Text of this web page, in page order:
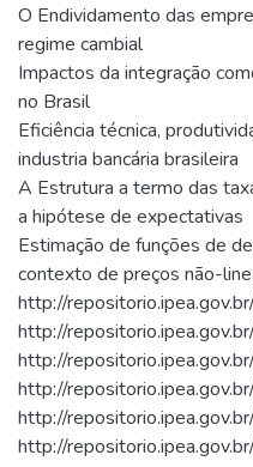
O Endividamento das
regime cambial
Impactos da integração
no Brasil
Eficiência técnica,
industria bancária brasileira
A Estrutura a termo das
a hipótese de expectativas
Estimação de funções de
contexto de preços não-
http://
http://
http://
http://
http://
http://